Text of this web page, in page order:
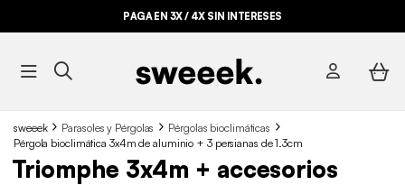
PAGA EN 3X / 4X SIN INTERESES
BYE BYE STOCK HASTA -70%*
sweeek Parasoles y Pérgolas
Pérgolas bioclimáticas
Pérgola bioclimática 3x4m de aluminio + 3 persianas de 1.3cm
Triomphe 3x4m + accesorios